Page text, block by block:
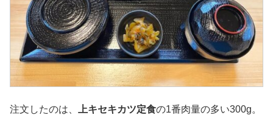
注文したのは、 上キセキカツ定食の1番肉量の多い300g。